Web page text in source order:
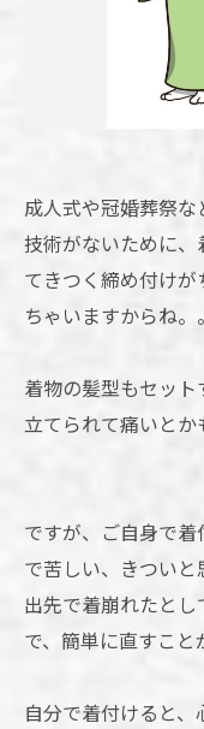
成人式や冠婚葬祭
技術がないために
てきつく締め付け
ちゃいますからね。。
着物の髪型もセッ
立てられて痛いとか
ですが、ご自身で
で苦しい、きつい
出先で着崩れたと
で、簡単に直すこと
自分で着付けると